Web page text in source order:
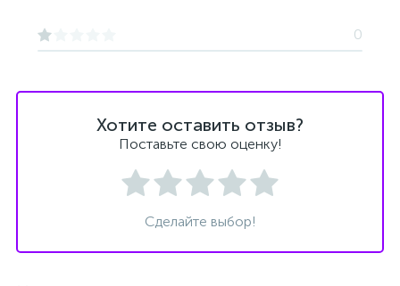
Хотите оставить отзыв?
Поставьте свою оценку!
Сделайте выбор!
0